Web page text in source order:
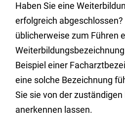
Haben Sie eine
erfolgreich abgeschlossen?
üblicherweise zum Führen
Beispiel einer
eine solche Bezeichnung
Sie sie von der
anerkennen lassen.